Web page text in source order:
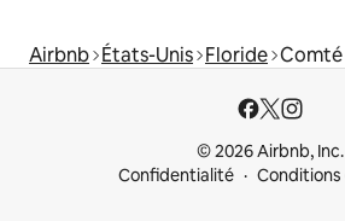
Airbnb États-Unis Floride Comté
© 2026 Airbnb, Inc.
Confidentialité
Conditions